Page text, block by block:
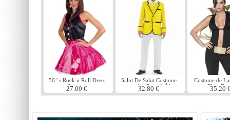
50 ' s Rock n Roll Dress
Costume
27.00 €
Salut De Salut Costume
masculin Camp hÃ´te
32.80 €
Costume de
Elvis
35.20